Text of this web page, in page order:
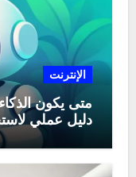
الإنترنت
متى يكون
دليل عملي